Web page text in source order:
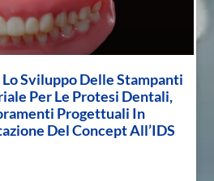
Sviluppo Delle Stampanti
Per Le Protesi Dentali,
Progettuali In
Del Concept All’IDS